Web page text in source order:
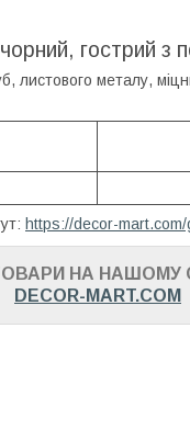
гострий з
листового металу,
https://decor-
НА НАШОМУ
DECOR-MART.COM